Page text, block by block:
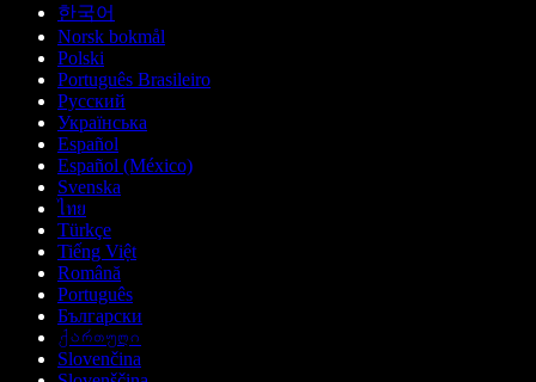
한국어
Norsk bokmål
Polski
Português Brasileiro
Русский
Українська
Español
Español (México)
Svenska
ไทย
Türkçe
Tiếng Việt
Română
Português
Български
ქართული
Slovenčina